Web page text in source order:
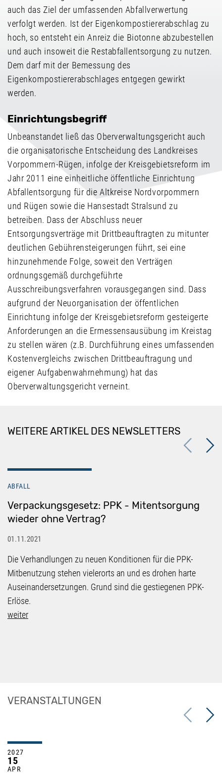
auch das Ziel der umfassenden Abfallverwertung
verfolgt werden. Ist der Eigenkompostiererabschlag zu
hoch, so entsteht ein Anreiz die Biotonne abzubestellen
und auch insoweit die Restabfallentsorgung zu nutzen.
Dem darf mit der Bemessung des
Eigenkompostiererabschlages entgegen gewirkt
werden.
Einrichtungsbegriff
Unbeanstandet ließ das Oberverwaltungsgericht auch
die organisatorische Entscheidung des Landkreises
Vorpommern-Rügen, infolge der Kreisgebietsreform im
Jahr 2011 eine einheitliche öffentliche Einrichtung
Abfallentsorgung für die Altkreise Nordvorpommern
und Rügen sowie die Hansestadt Stralsund zu
betreiben. Dass der Abschluss neuer
Entsorgungsverträge mit Drittbeauftragten zu mitunter
deutlichen Gebührensteigerungen führt, sei eine
hinzunehmende Folge, soweit den Verträgen
ordnungsgemäß durchgeführte
Ausschreibungsverfahren vorausgegangen sind. Dass
aufgrund der Neuorganisation der öffentlichen
Einrichtung infolge der Kreisgebietsreform gesteigerte
Anforderungen an die Ermessensausübung im Kreistag
zu stellen wären (z.B. Durchführung eines umfassenden
Kostenvergleichs zwischen Drittbeauftragung und
eigener Aufgabenwahrnehmung) hat das
Oberverwaltungsgericht verneint.
WEITERE ARTIKEL DES NEWSLETTERS
Previous
ABFALL
Verpackungsgesetz: PPK - Mitentsorgung
wieder ohne Vertrag?
01.11.2021
Die Verhandlungen zu neuen Konditionen für die PPK-
Mitbenutzung stehen vielerorts an und es drohen harte
Auseinandersetzungen. Grund sind die gestiegenen PPK-
Erlöse.
weiter
Next
VERANSTALTUNGEN
Previous
2027
15
APR
Next